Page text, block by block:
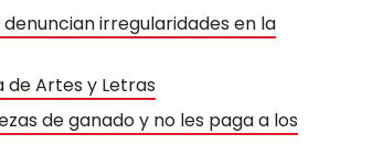
irregularidades en la
de Artes y Letras
de ganado y no les paga a los